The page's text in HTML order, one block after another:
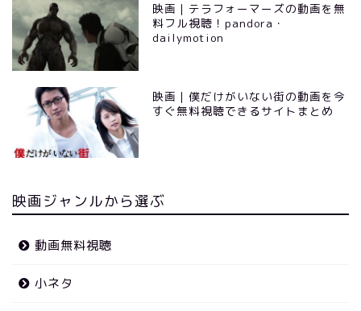
映画｜テラフォーマーズの動画を無
料フル視聴！pandora・
dailymotion
映画｜僕だけがいない街の動画を今
すぐ無料視聴できるサイトまとめ
映画ジャンルから選ぶ
動画無料視聴
小ネタ